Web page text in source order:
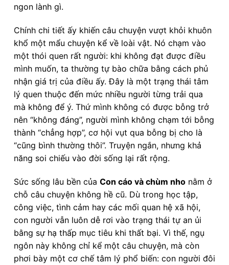
ngon lành gì.
Chính chi tiết ấy khiến câu chuyện vượt khỏi khuôn
khổ một mẩu chuyện kể về loài vật. Nó chạm vào
một thói quen rất người: khi không đạt được điều
mình muốn, ta thường tự bào chữa bằng cách phủ
nhận giá trị của điều ấy. Đây là một trạng thái tâm
lý quen thuộc đến mức nhiều người từng trải qua
mà không để ý. Thứ mình không có được bỗng trở
nên “không đáng”, người mình không chạm tới bỗng
thành “chẳng hợp”, cơ hội vụt qua bỗng bị cho là
“cũng bình thường thôi”. Truyện ngắn, nhưng khả
năng soi chiếu vào đời sống lại rất rộng.
Sức sống lâu bền của Con cáo và chùm nho nằm ở
chỗ câu chuyện không hề cũ. Dù trong học tập,
công việc, tình cảm hay các mối quan hệ xã hội,
con người vẫn luôn dễ rơi vào trạng thái tự an ủi
bằng sự hạ thấp mục tiêu khi thất bại. Vì thế, ngụ
ngôn này không chỉ kể một câu chuyện, mà còn
phơi bày một cơ chế tâm lý phổ biến: con người đôi